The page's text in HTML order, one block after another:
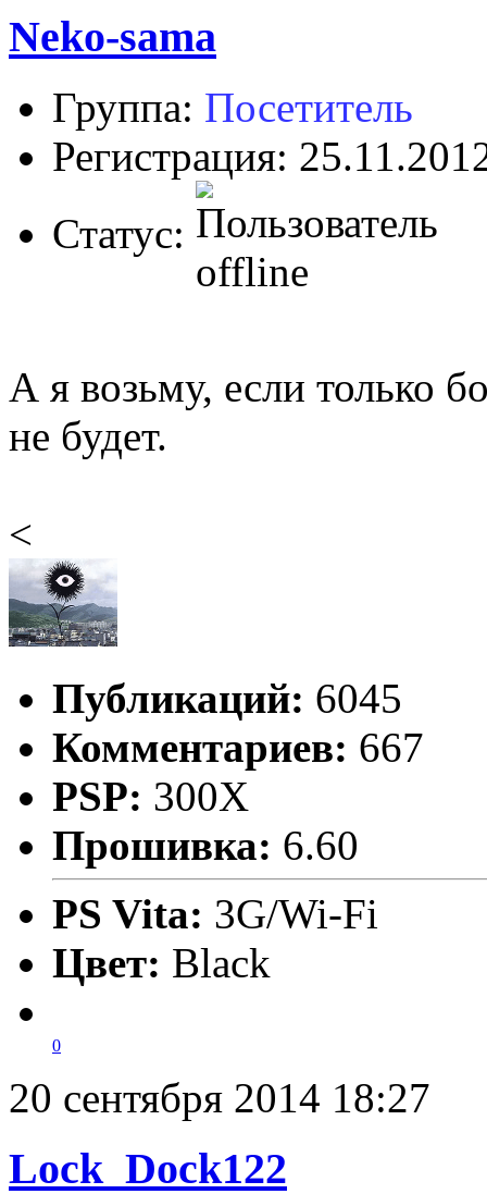
Neko-sama
Группа: Посетитель
Регистрация:
Статус:
А я возьму, если только
не будет.
<
Публикаций: 6045
Комментариев: 667
PSP: 300X
Прошивка: 6.60
PS Vita: 3G/Wi-Fi
Цвет: Black
0
20 сентября 2014 18:27
Lock_Dock122